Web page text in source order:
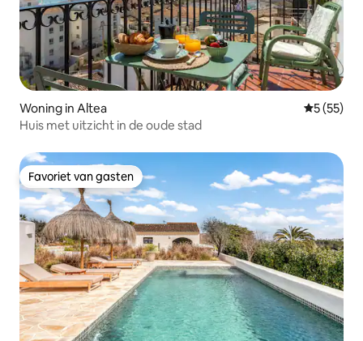
Woning in Altea
5 (55)
Huis met uitzicht in de oude stad
Favoriet van gasten
Favoriet van gasten